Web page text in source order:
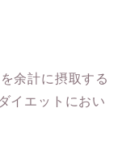
余計に摂取する
イエットにおい